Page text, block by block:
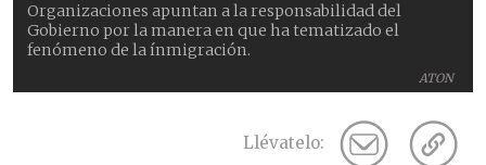
ATON
Organizaciones apuntan a la responsabilidad del
Gobierno por la manera en que ha tematizado el
fenómeno de la ínmigración.
Llévatelo: